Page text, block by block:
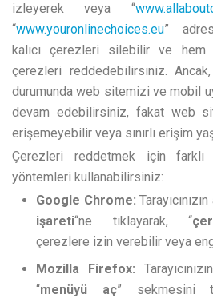
izleyerek veya “
“www.youronlinechoices.eu”
kalıcı çerezleri silebilir ve hem
çerezleri reddedebilirsiniz.
durumunda web sitemizi ve mobil
devam edebilirsiniz, fakat web
erişemeyebilir veya sınırlı erişim
Çerezleri reddetmek için farklı
yöntemleri kullanabilirsiniz:
Google Chrome:
işareti“ne tıklayarak, “
çerezlere izin verebilir veya
Mozilla Firefox:
“menüyü aç” sekmesini